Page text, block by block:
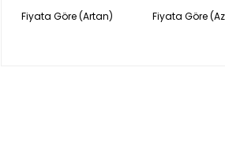
Fiyata Göre (Artan) Fiyata Göre